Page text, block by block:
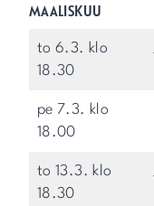
MAALISKUU
to 6.3. klo
18.30
pe 7.3. klo
18.00
to 13.3. klo
18.30